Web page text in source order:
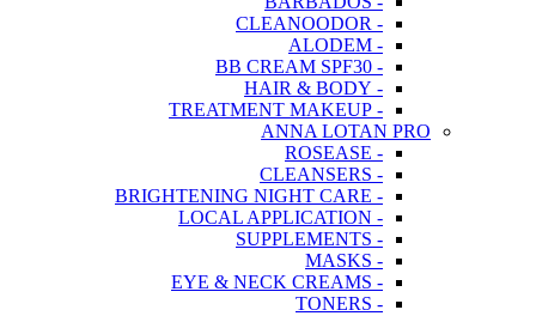
- CLEANOODOR
- ALODEM
- BB CREAM SPF30
- HAIR & BODY
- TREATMENT MAKEUP
ANNA LOTAN PRO
- ROSEASE
- CLEANSERS
- BRIGHTENING NIGHT CARE
- LOCAL APPLICATION
- SUPPLEMENTS
- MASKS
- EYE & NECK CREAMS
- TONERS